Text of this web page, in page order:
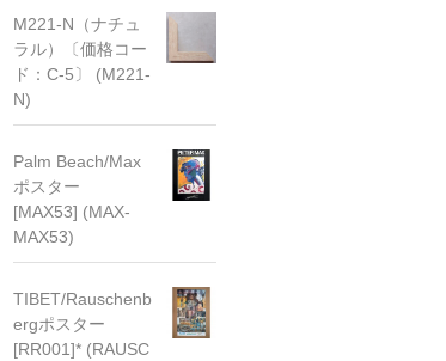
M221-N（ナチュ
ラル）〔価格コー
ド：C-5〕 (M221-
N)
Palm Beach/Max
ポスター
[MAX53] (MAX-
MAX53)
TIBET/Rauschenb
ergポスター
[RR001]* (RAUSC